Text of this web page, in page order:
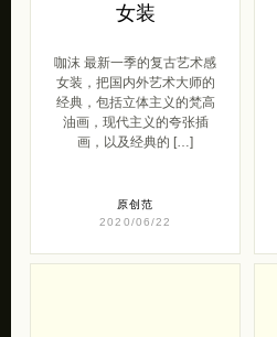
女装
咖沫 最新一季的复古艺术感
女装，把国内外艺术大师的
经典，包括立体主义的梵高
油画，现代主义的夸张插
画，以及经典的 […]
原创范
2020/06/22